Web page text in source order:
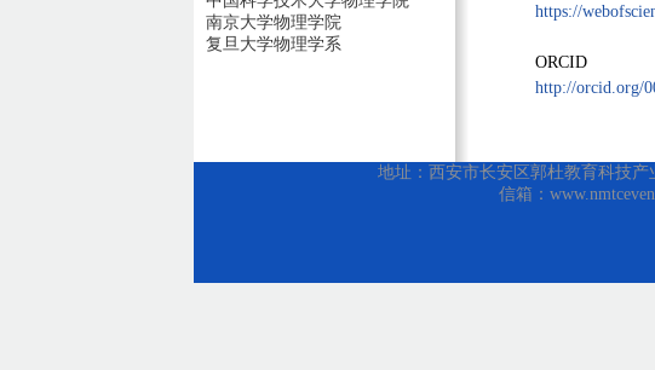
https://
ORCID
http://orcid.org/
南京大学物理学院
复旦大学物理学系
地址：西安市长安区郭杜教育科技
信箱：